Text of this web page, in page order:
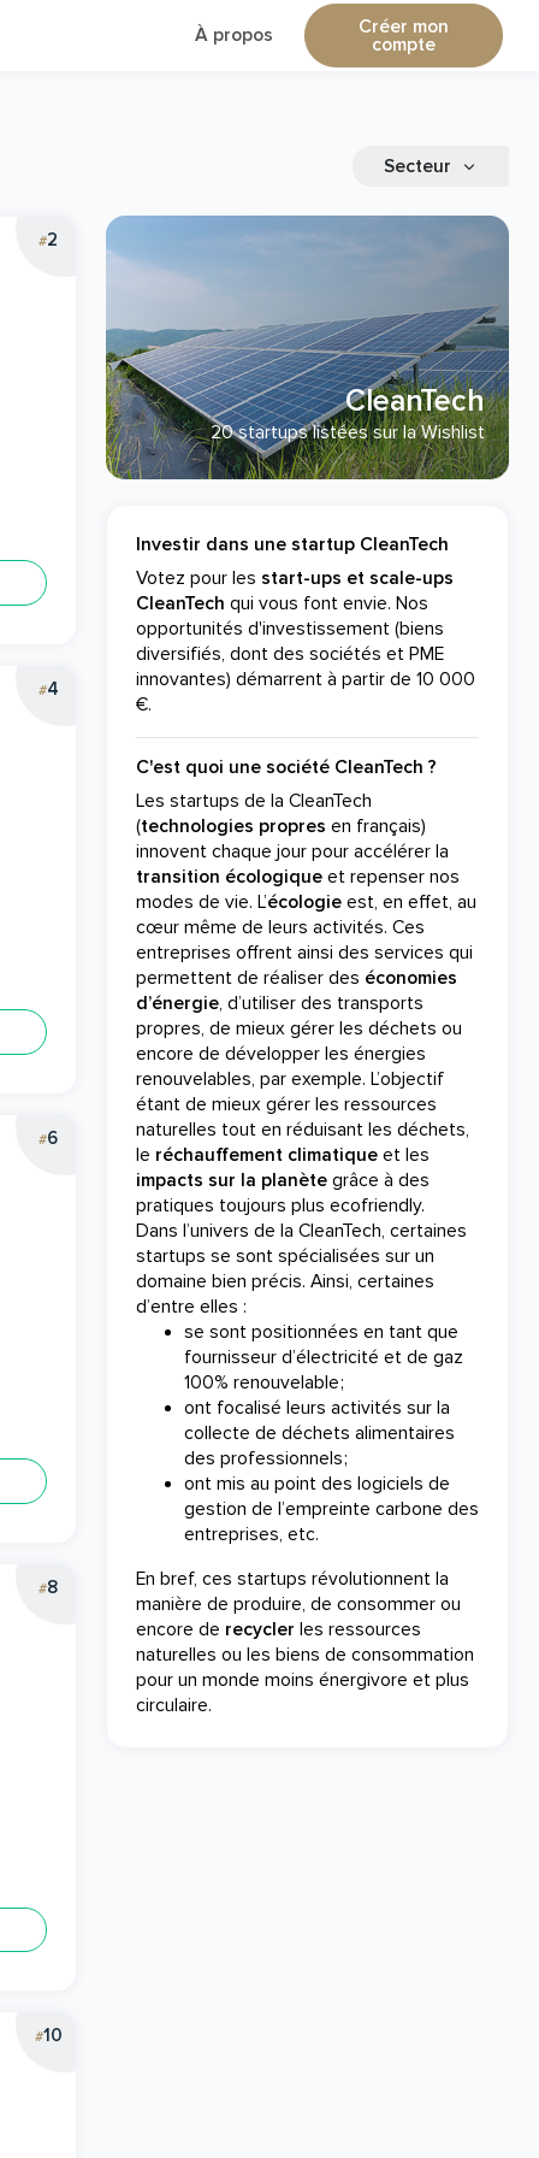
À propos Créer mon
compte
Secteur
#2
#4
#6
#8
#10
CleanTech
20 startups listées sur la Wishlist
Investir dans une startup CleanTech
Votez pour les start-ups et scale-ups
CleanTech qui vous font envie. Nos
opportunités d'investissement (biens
diversifiés, dont des sociétés et PME
innovantes) démarrent à partir de 10 000
€.
C'est quoi une société CleanTech ?
Les startups de la CleanTech
(technologies propres en français)
innovent chaque jour pour accélérer la
transition écologiqueet repenser nos
modes de vie. L’écologieest, en effet, au
cœur même de leurs activités. Ces
entreprises offrent ainsi des services qui
permettent de réaliser des économies
d’énergie, d’utiliser des transports
propres, de mieux gérer les déchets ou
encore de développer les énergies
renouvelables, par exemple. L’objectif
étant de mieux gérer les ressources
naturelles tout en réduisant les déchets,
le réchauffement climatiqueet les
impacts sur la planètegrâce à des
pratiques toujours plus ecofriendly.
Dans l’univers de la CleanTech, certaines
startups se sont spécialisées sur un
domaine bien précis. Ainsi, certaines
d’entre elles :
se sont positionnées en tant que
fournisseur d’électricité et de gaz
100% renouvelable ;
ont focalisé leurs activités sur la
collecte de déchets alimentaires
des professionnels ;
ont mis au point des logiciels de
gestion de l’empreinte carbone des
entreprises, etc.
En bref, ces startups révolutionnent la
manière de produire, de consommer ou
encore de recycler les ressources
naturelles ou les biens de consommation
pour un monde moins énergivore et plus
circulaire.